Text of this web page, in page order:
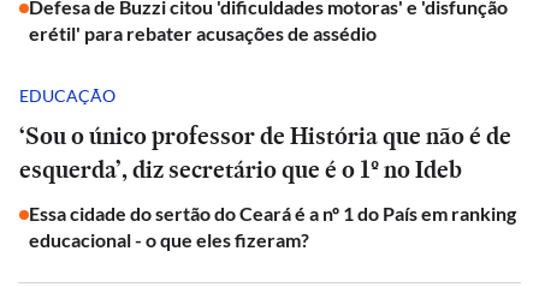
Defesa de Buzzi citou 'dificuldades motoras' e 'disfunção
erétil' para rebater acusações de assédio
EDUCAÇÃO
‘Sou o único professor de História que não é de
esquerda’, diz secretário que é o 1º no Ideb
Essa cidade do sertão do Ceará é a nº 1 do País em ranking
educacional - o que eles fizeram?